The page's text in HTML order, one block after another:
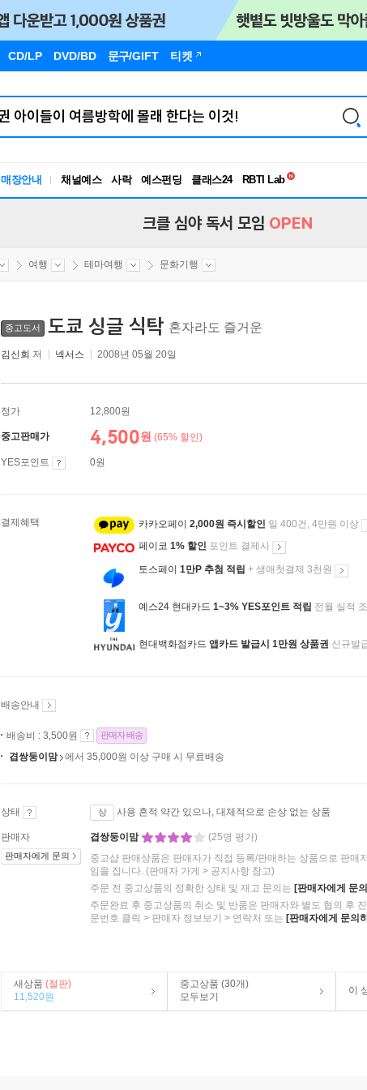
CD/LP DVD/BD 문구/GIFT 티켓
매장안내 채널예스 사락 예스펀딩 클래스24
독서유형검사
크클 심야 독서 모임 OPEN
여행 테마여행 문화기행
중고도서 도쿄 싱글 식탁 혼자라도 즐거운
김신회 저 넥서스 2008년 05월 20일
정가 12,800원
중고판매가 4,500원 (65% 할인)
YES포인트 0원
결제혜택 카카오페이 2,000원 즉시할인 일 400건, 4만원 이상
페이코 1% 할인 포인트 결제시
토스페이 1만P 추첨 적립 + 생애첫결제 3천원
예스24 현대카드 1~3% YES포인트 적립 전월 실적
현대백화점카드 앱카드 발급시 1만원 상품권 신규발
배송안내
배송비 : 3,500원 판매자 배송
겹쌍둥이맘 에서 35,000원 이상 구매 시 무료배송
상태 상 사용 흔적 약간 있으나, 대체적으로 손상 없는 상품
판매자
판매자에게 문의
겹쌍둥이맘
(25명 평가)
중고샵 판매상품은 판매자가 직접 등록/판매하는 상품으로 판매
임을 집니다. (판매자 가게 > 공지사항 참고)
주문 전 중고상품의 정확한 상태 및 재고 문의는 [판매자에게 문
주문완료 후 중고상품의 취소 및 반품은 판매자와 별도 협의 후
문번호 클릭 > 판매자 정보보기 > 연락처 또는 [판매자에게 문의
새상품 (절판)
11,520원
중고상품 (30개)
모두보기
이